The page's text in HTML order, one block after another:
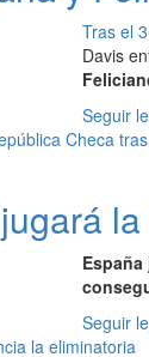
Tras el
Davis
Seguir
Seguir